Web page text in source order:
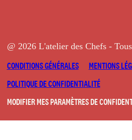
@ 2026 L'atelier des Chefs -
CONDITIONS GÉNÉRALES
MENTIONS
POLITIQUE DE CONFIDENTIALITÉ
MODIFIER MES PARAMÈTRES DE